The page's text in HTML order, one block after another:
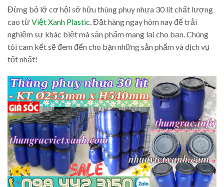
Đừng bỏ lỡ cơ hội sở hữu thùng phuy nhựa 30 lít chất lượng
cao từViệt Xanh Plastic. Đặt hàng ngay hôm nay để trải
nghiệm sự khác biệt mà sản phẩm mang lại cho bạn. Chúng
tôi cam kết sẽ đem đến cho bạn những sản phẩm và dịch vụ
tốt nhất!